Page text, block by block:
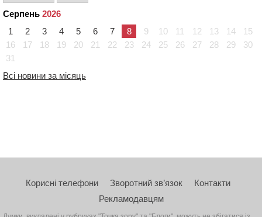
Серпень 2026
1
2 3 4 5 6 7 8 9 10 11 12 13 14
15
16
17 18 19 20 21 22 23 24 25 26 27 28 29
30
31
Всі новини за місяць
Корисні телефони Зворотний зв’язок
Контакти
Рекламодавцям